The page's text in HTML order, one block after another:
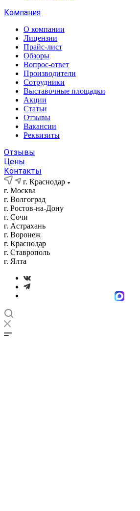
Компания
О компании
Лицензии
Прайс-лист
Обзоры
Вопрос-ответ
Производители
Сотрудники
Выставочные площадки
Акции
Статьи
Отзывы
Вакансии
Реквизиты
Отзывы
Цены
Контакты
г. Краснодар
г. Москва
г. Волгоград
г. Ростов-на-Дону
г. Сочи
г. Астрахань
г. Воронеж
г. Краснодар
г. Ставрополь
г. Ялта